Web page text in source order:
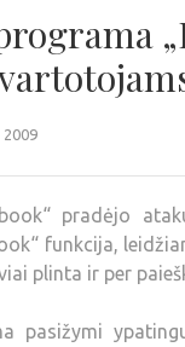
2009
pradėjo
funkcija,
plinta ir per
pasižymi